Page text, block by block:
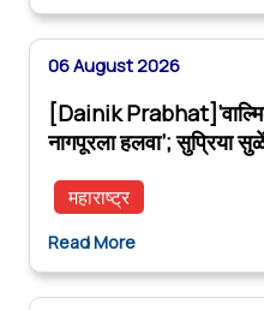
06 August 2026
[Dainik
नागपूरला हलवा’; सुप्रिया
महाराष्ट्र
Read More